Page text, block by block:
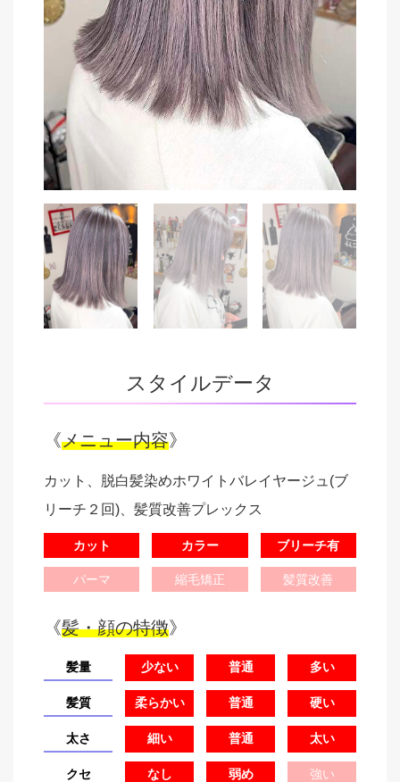
スタイルデータ
《メニュー内容》
カット、脱白髪染めホワイトバレイヤージュ(ブ
リーチ２回)、髪質改善プレックス
カット カラー ブリーチ有
パーマ 縮毛矯正 髪質改善
《髪・顔の特徴》
髪量 少ない 普通 多い
髪質 柔らかい 普通 硬い
太さ 細い 普通 太い
クセ なし 弱め 強い